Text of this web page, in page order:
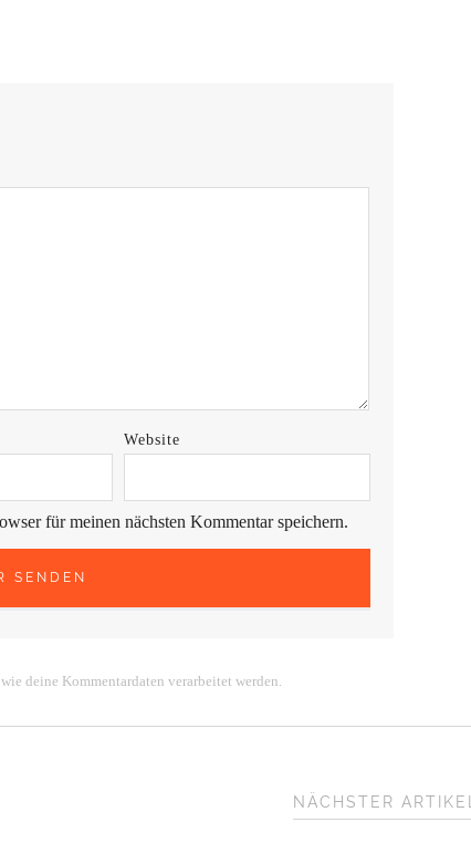
Website
für meinen nächsten Kommentar speichern.
wie deine Kommentardaten verarbeitet werden.
NÄCHSTER ARTIKEL